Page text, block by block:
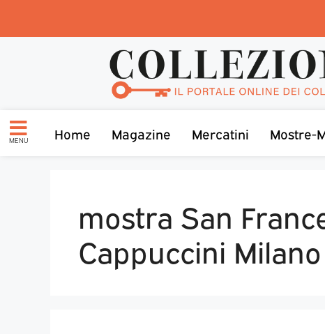
MENU Home Magazine Mercatini Mostre-
mostra San
Cappuccini Milano